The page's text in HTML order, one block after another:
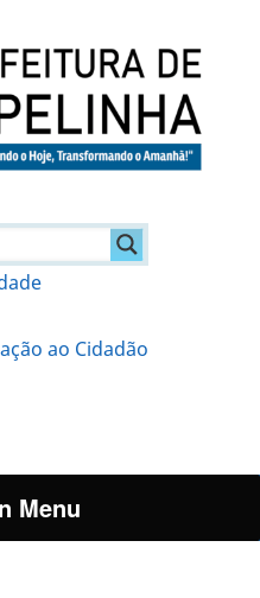
ao Cidadão
Menu